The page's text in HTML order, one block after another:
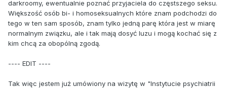
darkroomy, ewentualnie poznać przyjaciela do częstszego seksu.
Większość osób bi- i homoseksualnych które znam podchodzi do
tego w ten sam sposób, znam tylko jedną parę która jest w miarę
normalnym związku, ale i tak mają dosyć luzu i mogą kochać się z
kim chcą za obopólną zgodą.
---- EDIT ----
Tak więc jestem już umówiony na wizytę w "Instytucie psychiatrii